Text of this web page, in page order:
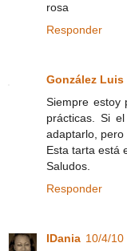
rosa
Responder
González Luis
Siempre estoy
prácticas. Si
adaptarlo, pero
Esta tarta está
Saludos.
Responder
IDania 10/4/10